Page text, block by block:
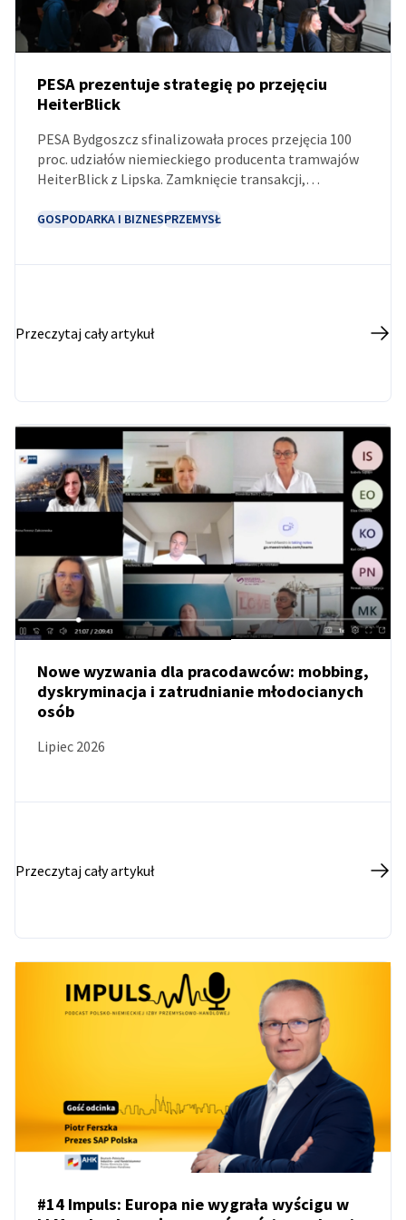
PESA prezentuje strategię po przejęciu
HeiterBlick
PESA Bydgoszcz sfinalizowała proces przejęcia 100
proc. udziałów niemieckiego producenta tramwajów
HeiterBlick z Lipska. Zamknięcie transakcji,
bydgoską firmą dostęp do największego rynku
GOSPODARKA I BIZNESPRZEMYSŁ
Przeczytaj cały artykuł
AKTUALNOŚCI
Nowe wyzwania dla pracodawców: mobbing,
dyskryminacja i zatrudnianie młodocianych
osób
Lipiec 2026
Przeczytaj cały artykuł
#14 Impuls: Europa nie wygrała wyścigu w